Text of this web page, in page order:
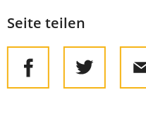
Seite teilen